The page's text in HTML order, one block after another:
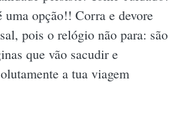
uma opção!! Corra e devore
pois o relógio não para: são
que vão sacudir e
a tua viagem